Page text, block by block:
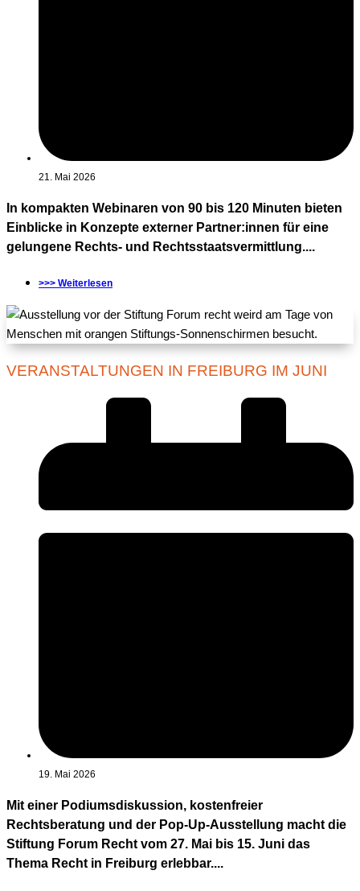
21. Mai 2026
In kompakten Webinaren von 90 bis 120 Minuten bieten
Einblicke in Konzepte externer Partner:innen für eine
gelungene Rechts- und Rechtsstaatsvermittlung....
>>> Weiterlesen
VERANSTALTUNGEN IN FREIBURG IM JUNI
19. Mai 2026
Mit einer Podiumsdiskussion, kostenfreier
Rechtsberatung und der Pop-Up-Ausstellung macht die
Stiftung Forum Recht vom 27. Mai bis 15. Juni das
Thema Recht in Freiburg erlebbar....